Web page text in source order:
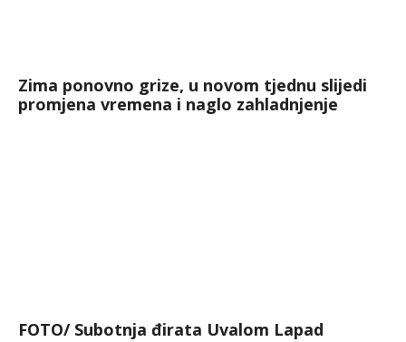
Zima ponovno grize, u novom tjednu slijedi
promjena vremena i naglo zahladnjenje
FOTO/ Subotnja đirata Uvalom Lapad